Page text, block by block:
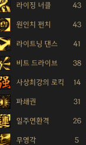
라이징 너클 43
원인치 펀치 43
라이트닝 댄스 41
비트 드라이브 38
사상최강의 로킥 14
파쇄권 31
일주연환격 26
무영각 5